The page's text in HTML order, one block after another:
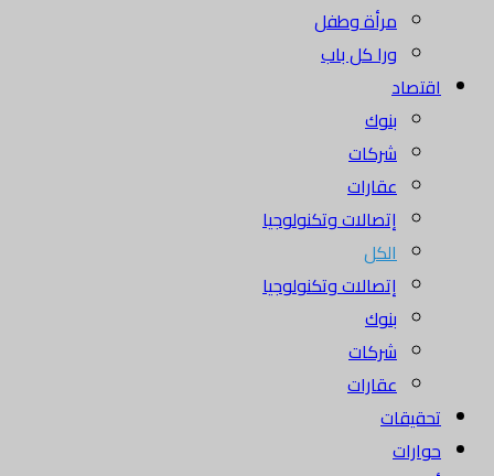
مرأة وطفل
ورا كل باب
اقتصاد
بنوك
شركات
عقارات
إتصالات وتكنولوجيا
الكل
إتصالات وتكنولوجيا
بنوك
شركات
عقارات
تحقيقات
حوارات